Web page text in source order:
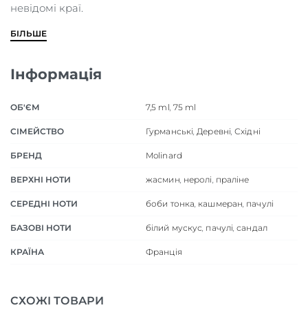
невідомі краї.
БІЛЬШЕ
Інформація
ОБ'ЄМ 7,5 ml, 75 ml
СІМЕЙСТВО Гурманські,Деревні,Східні
БРЕНД Molinard
ВЕРХНІ НОТИ жасмин, неролі, праліне
СЕРЕДНІ НОТИ боби тонка, кашмеран, пачулі
БАЗОВІ НОТИ білий мускус, пачулі,сандал
КРАЇНА Франція
СХОЖІ ТОВАРИ